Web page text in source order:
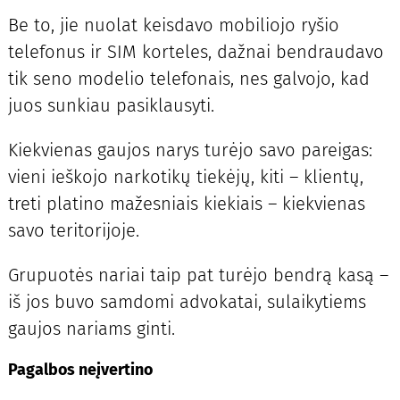
Be to, jie nuolat keisdavo mobiliojo ryšio
telefonus ir SIM korteles, dažnai bendraudavo
tik seno modelio telefonais, nes galvojo, kad
juos sunkiau pasiklausyti.
Kiekvienas gaujos narys turėjo savo pareigas:
vieni ieškojo narkotikų tiekėjų, kiti – klientų,
treti platino mažesniais kiekiais – kiekvienas
savo teritorijoje.
Grupuotės nariai taip pat turėjo bendrą kasą –
iš jos buvo samdomi advokatai, sulaikytiems
gaujos nariams ginti.
Pagalbos neįvertino